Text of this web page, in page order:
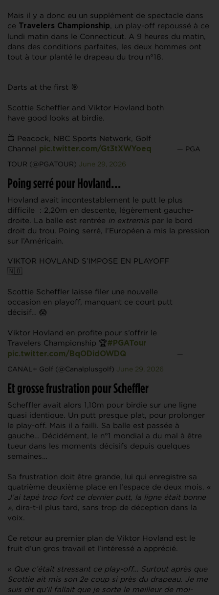
Mais il y a donc eu un supplément de spectacle dans
ce
Travelers Championship, un play-off repoussé à ce
lundi matin dans le Connecticut. A 9 heures du matin,
dans des conditions parfaites, les deux hommes ont
tout à tour planté le drapeau du trou n°18.
Darts at the first 🎯
Scottie Scheffler and Viktor Hovland both
have good looks at birdie.
📺 Peacock, NBC Sports Network, Golf
Channel pic.twitter.com/Gt3tXWYoeq — PGA
TOUR (@PGATOUR) June 29, 2026
Poing serré pour Hovland…
Hovland avait incontestablement le putt le plus
difficile : 2,20m en descente, légèrement gauche-
droite. La balle est rentrée in extremis par le bord
droit du trou. Poing serré, l’Européen a mis la pression
sur l’Américain.
VIKTOR HOVLAND S’IMPOSE EN PLAYOFF
🇳🇴
Scottie Scheffler laisse filer une nouvelle
occasion en playoff, manquant ce court putt
décisif… 😱
Viktor Hovland en profite pour s’offrir le
Travelers Championship 🏆#PGATour
pic.twitter.com/BqODidOWDQ
—
CANAL+ Golf (@Canalplusgolf) June 29, 2026
Et grosse frustration pour Scheffler
Scheffler avait alors 1,10m pour birdie sur une ligne
quasi identique. Un putt presque plat, pour prolonger
le play-off. Mais il a failli. Sa balle est passée à
gauche… Décidément, le n°1 mondial a du mal à être
tueur dans les moments décisifs depuis quelques
semaines…
Sa frustration doit être grande, lui qui enregistre sa
quatrième deuxième place en l’espace de deux mois. «
J’ai tapé trop fort ce dernier putt, la ligne était bonne
», dira-t-il plus tard, sans trop de déception dans la
voix.
Ce retour au premier plan de Viktor Hovland est le
fruit d’un gros travail et l’intéressé a apprécié.
« Que c’était stressant ce play-off… Surtout après que
Scottie ait mis son 2e coup si près du drapeau. Je me
suis dit qu’il fallait que je sorte le meilleur de moi-